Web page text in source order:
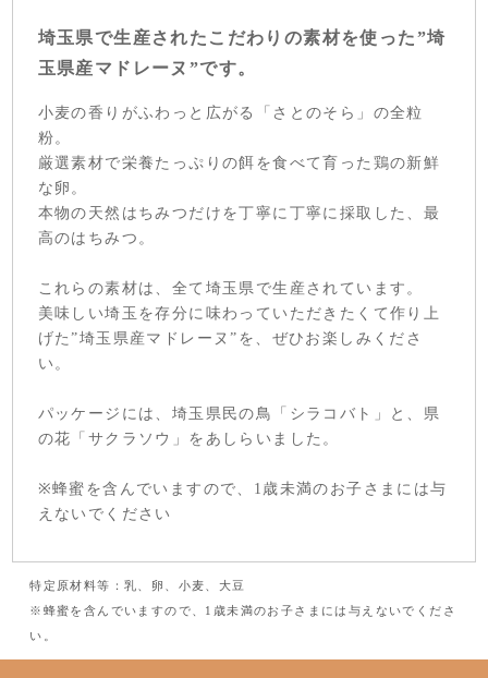
埼玉県で生産されたこだわりの素材を使った”埼
玉県産マドレーヌ”です。
小麦の香りがふわっと広がる「さとのそら」の全粒
粉。
厳選素材で栄養たっぷりの餌を食べて育った鶏の新鮮
な卵。
本物の天然はちみつだけを丁寧に丁寧に採取した、最
高のはちみつ。
これらの素材は、全て埼玉県で生産されています。
美味しい埼玉を存分に味わっていただきたくて作り上
げた”埼玉県産マドレーヌ”を、ぜひお楽しみくださ
い。
パッケージには、埼玉県民の鳥「シラコバト」と、県
の花「サクラソウ」をあしらいました。
※蜂蜜を含んでいますので、1歳未満のお子さまには与
えないでください
特定原材料等：乳、卵、小麦、大豆
※蜂蜜を含んでいますので、1歳未満のお子さまには与えないでくださ
い。